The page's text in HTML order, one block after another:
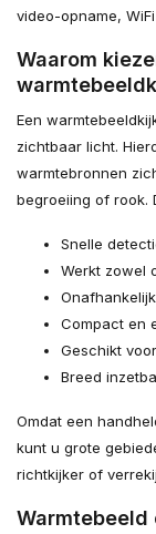
video-opname,
Waarom
Een
zichtbaar licht.
warmtebronnen
begroeiing of rook.
Snelle
Werkt zowel
Compact en
Geschikt
Breed
Omdat een
kunt u grote
richtkijker of